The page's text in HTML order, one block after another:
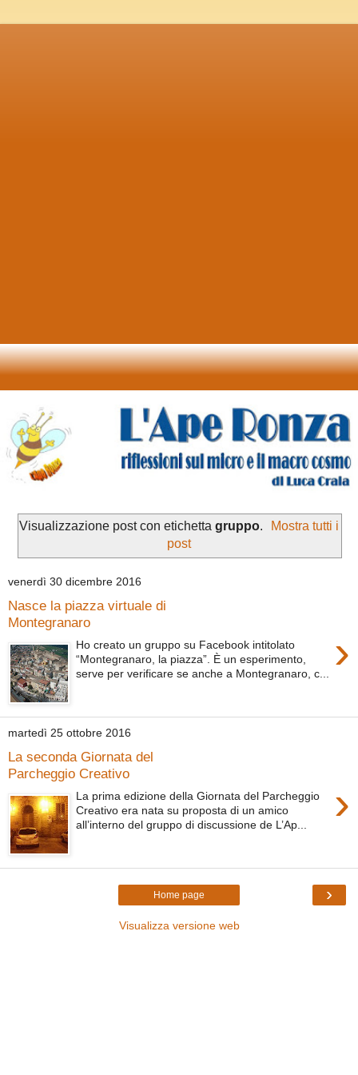
Visualizzazione post con etichetta gruppo.
Mostra tutti i
post
venerdì 30 dicembre 2016
Nasce la piazza virtuale di
Montegranaro
›
Ho creato un gruppo su Facebook intitolato
“Montegranaro, la piazza”. È un esperimento,
serve per verificare se anche a Montegranaro, c...
martedì 25 ottobre 2016
La seconda Giornata del
Parcheggio Creativo
›
La prima edizione della Giornata del Parcheggio
Creativo era nata su proposta di un amico
all’interno del gruppo di discussione de L’Ap...
›
Home page
Visualizza versione web